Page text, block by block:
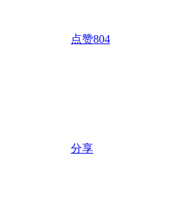
点赞804
分享